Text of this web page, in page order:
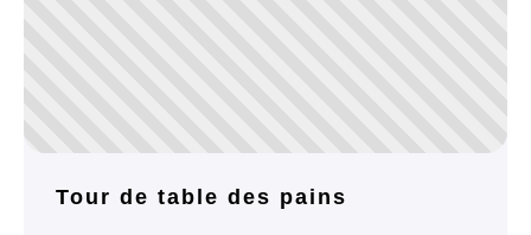
Tour de table des pains